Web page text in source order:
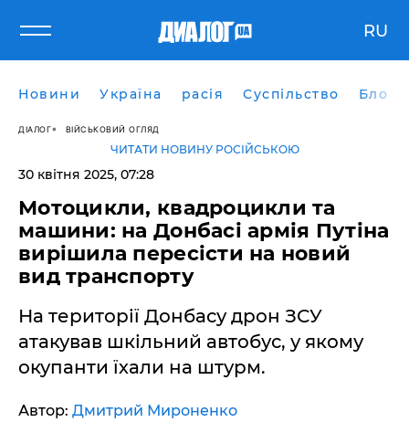
RU
Новини Україна расія Суспільство Блоги
ДІАЛОГ ВІЙСЬКОВИЙ ОГЛЯД
ЧИТАТИ НОВИНУ РОСІЙСЬКОЮ
30 квітня 2025, 07:28
Мотоцикли, квадроцикли та
машини: на Донбасі армія Путіна
вирішила пересісти на новий
вид транспорту
На території Донбасу дрон ЗСУ
атакував шкільний автобус, у якому
окупанти їхали на штурм.
Автор: Дмитрий Мироненко